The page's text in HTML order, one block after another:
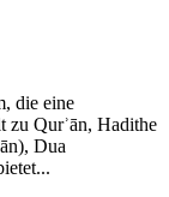
die eine
zu Qurʾān, Hadithe
Dua